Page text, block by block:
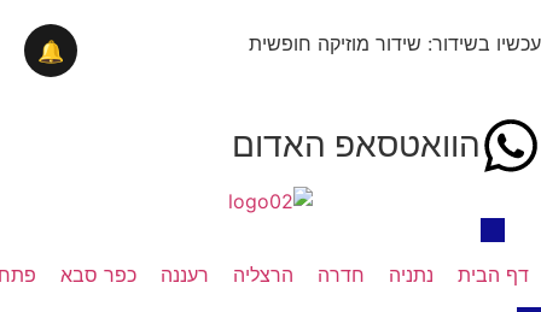
עכשיו בשידור: שידור מוזיקה חופשית
הוואטסאפ האדום
דף הבית נתניה חדרה הרצליה רעננה כפר סבא
🔔